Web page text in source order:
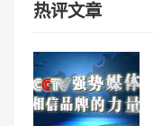
热评文章